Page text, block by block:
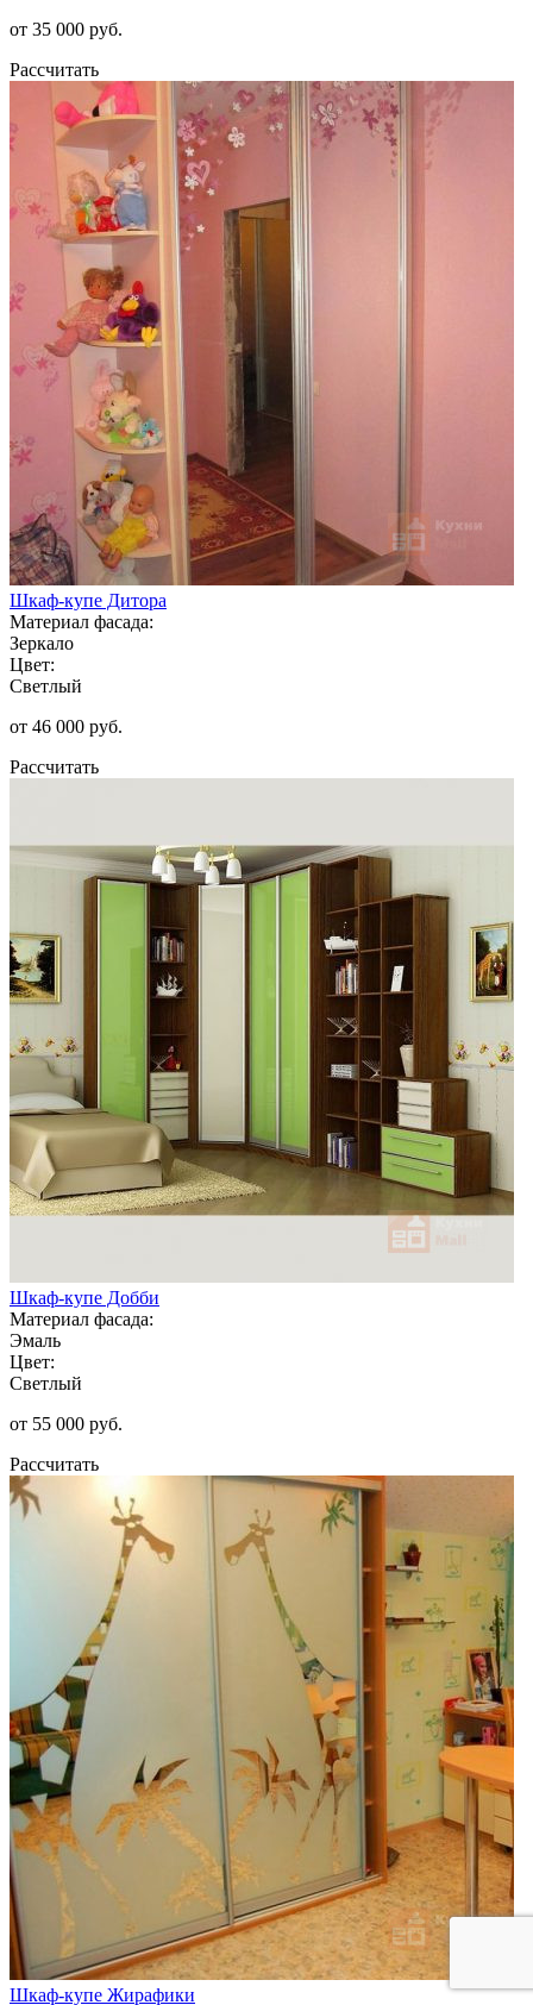
от 35 000 руб.
Рассчитать
Шкаф-купе Дитора
Материал фасада:
Зеркало
Цвет:
Светлый
от 46 000 руб.
Рассчитать
Шкаф-купе Добби
Материал фасада:
Эмаль
Цвет:
Светлый
от 55 000 руб.
Рассчитать
Шкаф-купе Жирафики